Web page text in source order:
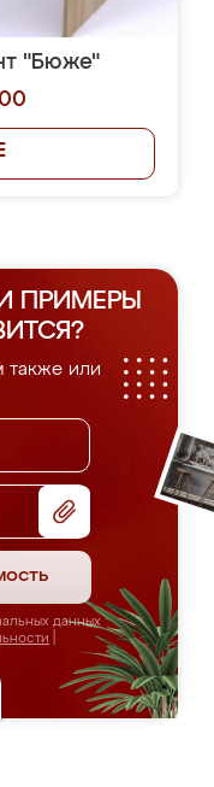
"Бюже"
ПРИМЕРЫ
также или
данных